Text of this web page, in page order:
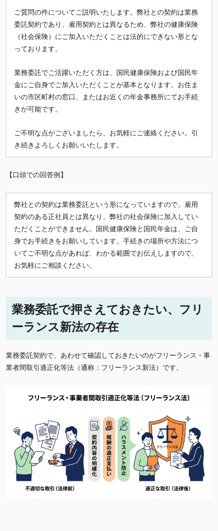
ご質問の件についてご説明いたします。弊社との契約は業務
委託契約であり、雇用契約とは異なるため、弊社の健康保険
（社会保険）にご加入いただくことは法的にできない形とな
っております。
業務委託でご活躍いただく方は、国民健康保険および国民年
金にご自身でご加入いただくことが基本となります。お住ま
いの市区町村の窓口、またはお近くの年金事務所にてお手続
きが可能です。
ご不明な点がございましたら、お気軽にご連絡ください。引
き続きよろしくお願いいたします。
【口頭での回答例】
弊社との契約は業務委託という形になっていますので、雇用
契約のある正社員とは異なり、弊社の社会保険に加入してい
ただくことができません。国民健康保険と国民年金は、ご自
身でお手続きをお願いしています。手続きの場所や方法につ
いてご不明な点があれば、わかる範囲でお伝えしますので、
お気軽にご相談ください。
業務委託で押さえておきたい、フリ
ーランス新法の存在
業務委託契約で、あわせて確認しておきたいのがフリーランス・事
業者間取引適正化等法（通称：フリーランス新法）です。